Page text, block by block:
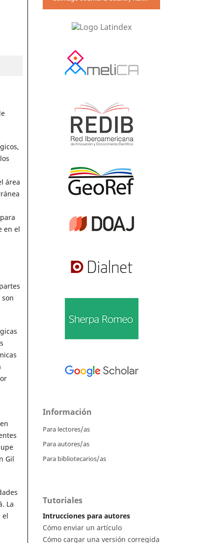
área
en el
Gil
La
el
Información
Para lectores/as
Para autores/as
Para bibliotecarios/as
Tutoriales
Intrucciones para autores
Cómo enviar un artículo
Cómo cargar una versión corregida